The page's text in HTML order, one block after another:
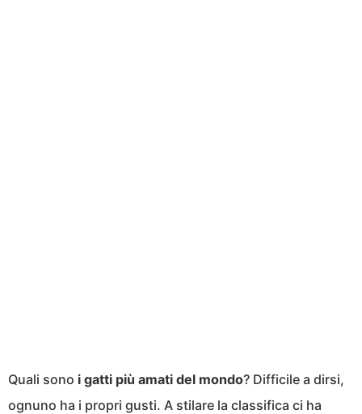
Quali sono i gatti più amati del mondo? Difficile a dirsi,
ognuno ha i propri gusti. A stilare la classifica ci ha